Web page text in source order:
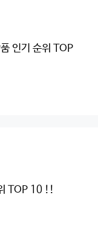
인기 순위 TOP
TOP 10 !!